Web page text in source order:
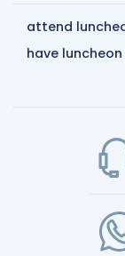
attend
have luncheon